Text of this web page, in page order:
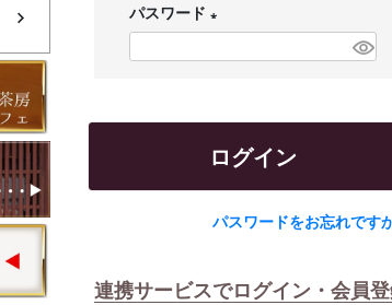
パスワード
ログイン
パスワードをお忘れです
連携サービスでログイン・会員